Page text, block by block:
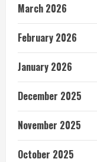
March 2026
February 2026
January 2026
December 2025
November 2025
October 2025